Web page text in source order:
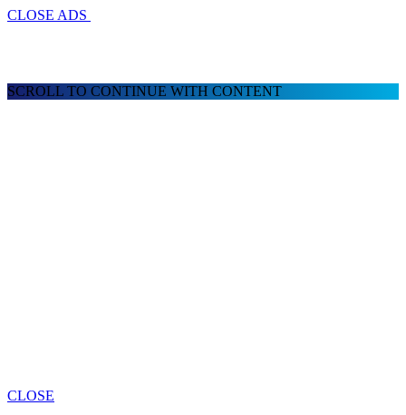
CLOSE ADS
SCROLL TO CONTINUE WITH CONTENT
CLOSE